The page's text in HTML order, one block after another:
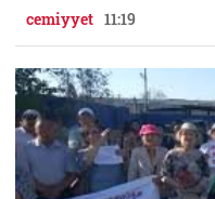
cemiyyet 11:19